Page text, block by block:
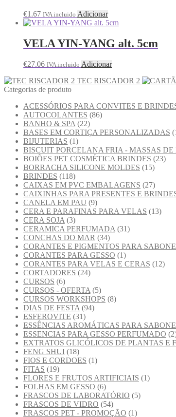
€1.67 IVA incluido Adicionar
VELA YIN-YANG alt. 5cm
€27.06 IVA incluido Adicionar
TEC RISCADOR 2
Categorias de produto
ACESSÓRIOS PARA CONVITES E
AUTOCOLANTES (86)
BANHO & SPA (22)
BASES EM CORTIÇA PERSONALIZADAS
BIJUTERIAS (1)
BISCUIT PORCELANA FRIA - MASSAS
BOIÕES PET COSMÉTICA BRINDES (23)
BORRACHA SILICONE MOLDES (15)
BRINDES (118)
CAIXAS EM PVC EMBALAGENS (27)
CAIXINHAS PARA PRESENTES E
CANELA EM PAU (9)
CERA E PARAFINAS PARA VELAS (13)
CERA SOJA (3)
CERAMICA PERFUMADA (31)
CONCHAS DO MAR (34)
CORANTES E PIGMENTOS PARA
CORANTES PARA GESSO (1)
CORANTES PARA VELAS E CERAS (12)
CORTADORES (24)
CURSOS (6)
CURSOS - OFERTA (5)
CURSOS WORKSHOPS (8)
DIAS DE FESTA (94)
ESFEROVITE (31)
ESSÊNCIAS AROMÁTICAS PARA
ESSENCIAS PARA GESSO PERFUMADO
EXTRATOS GLICÓLICOS DE PLANTAS E
FENG SHUI (18)
FIOS E CORDOES (1)
FITAS (19)
FLORES E FRUTOS ARTIFICIAIS (1)
FOLHAS EM GESSO (6)
FRASCOS DE LABORATÓRIO (5)
FRASCOS DE VIDRO (54)
FRASCOS PET - PROMOÇÃO (1)